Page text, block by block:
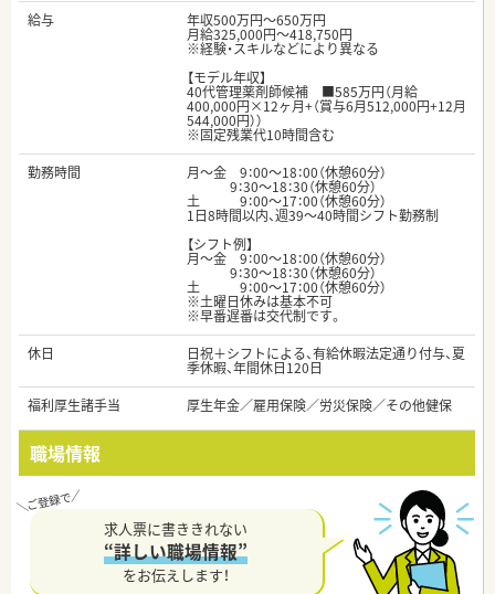
給与
年収500万円～650万円
月給325,000円～418,750円
※経験・スキルなどにより異なる
【モデル年収】
40代管理薬剤師候補 ■585万円（月給
400,000円×12ヶ月+（賞与6月512,000円+12月
544,000円））
※固定残業代10時間含む
勤務時間
月～金 9：00～18：00（休憩60分）
9：30～18：30（休憩60分）
土 9：00～17：00（休憩60分）
1日8時間以内、週39～40時間シフト勤務制
【シフト例】
月～金 9：00～18：00（休憩60分）
9：30～18：30（休憩60分）
土 9：00～17：00（休憩60分）
※土曜日休みは基本不可
※早番遅番は交代制です。
休日
日祝＋シフトによる、有給休暇法定通り付与、夏
季休暇、年間休日120日
福利厚生諸手当
厚生年金／雇用保険／労災保険／その他健保
職場情報
求人票に書ききれない
“詳しい職場情報”
をお伝えします！